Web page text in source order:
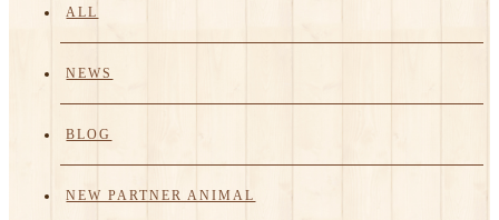
ALL
NEWS
BLOG
NEW PARTNER ANIMAL